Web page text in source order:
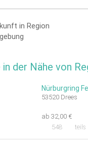
in Region
der Nähe von
Nürburgring
53520 Drees
ab 32,00 €
548
teils